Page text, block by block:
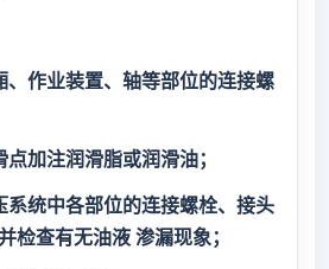
、作业装置、轴等部位的连接螺
点加注润滑脂或润滑油；
系统中各部位的连接螺栓、接头
检查有无油液 渗漏现象；